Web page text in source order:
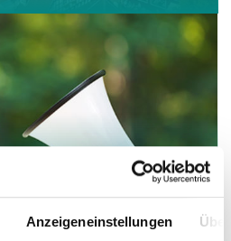
Anzeigeneinstellungen